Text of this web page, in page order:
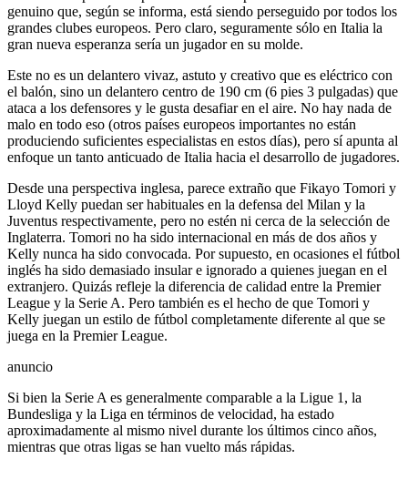
genuino que, según se informa, está siendo perseguido por todos los
grandes clubes europeos. Pero claro, seguramente sólo en Italia la
gran nueva esperanza sería un jugador en su molde.
Este no es un delantero vivaz, astuto y creativo que es eléctrico con
el balón, sino un delantero centro de 190 cm (6 pies 3 pulgadas) que
ataca a los defensores y le gusta desafiar en el aire. No hay nada de
malo en todo eso (otros países europeos importantes no están
produciendo suficientes especialistas en estos días), pero sí apunta al
enfoque un tanto anticuado de Italia hacia el desarrollo de jugadores.
Desde una perspectiva inglesa, parece extraño que Fikayo Tomori y
Lloyd Kelly puedan ser habituales en la defensa del Milan y la
Juventus respectivamente, pero no estén ni cerca de la selección de
Inglaterra. Tomori no ha sido internacional en más de dos años y
Kelly nunca ha sido convocada. Por supuesto, en ocasiones el fútbol
inglés ha sido demasiado insular e ignorado a quienes juegan en el
extranjero. Quizás refleje la diferencia de calidad entre la Premier
League y la Serie A. Pero también es el hecho de que Tomori y
Kelly juegan un estilo de fútbol completamente diferente al que se
juega en la Premier League.
anuncio
Si bien la Serie A es generalmente comparable a la Ligue 1, la
Bundesliga y la Liga en términos de velocidad, ha estado
aproximadamente al mismo nivel durante los últimos cinco años,
mientras que otras ligas se han vuelto más rápidas.